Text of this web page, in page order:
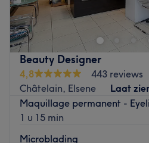
Profitez d'un moment rien qu'à
mesure effectués avec
pour une pause bien-être rapide
cocooning, le salon met l'accent
une expérience mémorable.
Transport public le plus proche
Le salon est situé à deux
tram Poelaert.
Beauty Designer
4,8
443 reviews
Châtelain, Elsene
Laat
Maquillage permanent -
1 u 15 min
Microblading